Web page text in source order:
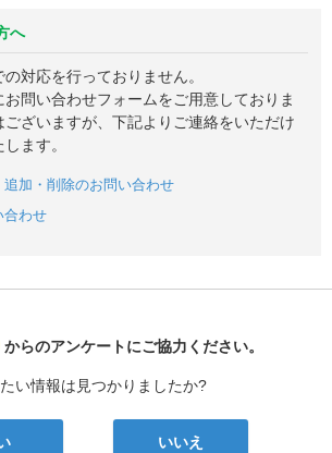
へ
対応を行っておりません。
お問い合わせフォームをご用意しておりま
ざいますが、下記よりご連絡をいただけ
ます。
加・削除のお問い合わせ
合わせ
病院なび
からのアンケートにご協力ください。
い情報は見つかりましたか?
いいえ